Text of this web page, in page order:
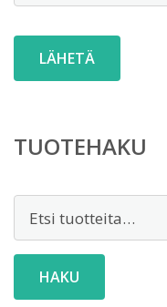
TUOTEHAKU
HAKU